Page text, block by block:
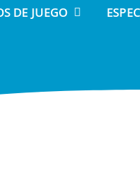
DE JUEGO